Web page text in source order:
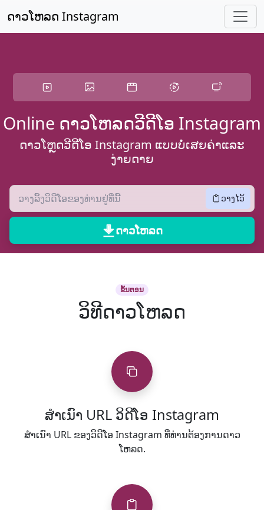
ດາວໂຫລດ Instagram
Online ດາວໂຫລດວີດີໂອ Instagram
ດາວໂຫຼດວີດີໂອ Instagram ແບບບໍ່ເສຍຄ່າແລະ
ງ່າຍດາຍ
ວາງໄວ້
ດາວໂຫລດ
ຂັ້ນຕອນ
ວິທີດາວໂຫລດ
ສໍາເນົາ URL ວິດີໂອ Instagram
ສໍາເນົາ URL ຂອງວິດີໂອ Instagram ທີ່ທ່ານຕ້ອງການດາວ
ໂຫລດ.